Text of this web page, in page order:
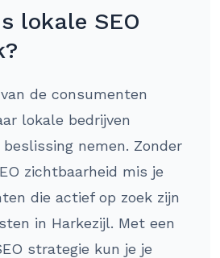
lokale SEO
de consumenten
lokale bedrijven
nemen. Zonder
zichtbaarheid mis je
die actief op zoek zijn
in Harkezijl. Met een
strategie kun je je